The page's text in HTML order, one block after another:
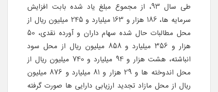
طی سال 93، از مجموع مبلغ یاد شده بابت افزایش
سرمایه ها، 186 هزار و 163 میلیارد و 245 میلیون ریال از
محل مطالبات حال شده سهام داران و آورده نقدی، 50
هزار و 356 میلیارد و 858 میلیون ریال از محل سود
انباشته، هشت هزار و 94 میلیارد و 740 میلیون ریال از
محل اندوخته ها و 29 هزار و 81 میلیارد و 876 میلیون
ریال از محل مازاد تجدید ارزیابی دارایی ها صورت گرفته